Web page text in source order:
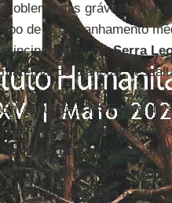
problema das grávidas que
tipo de acompanhamento
principalmente emSerra
maternal do planeta”,
Em outubro, aMSFteve de
pediátrica temporariamente
Serra Leoa . A assessoria
extremamente
para evitar contágio e o